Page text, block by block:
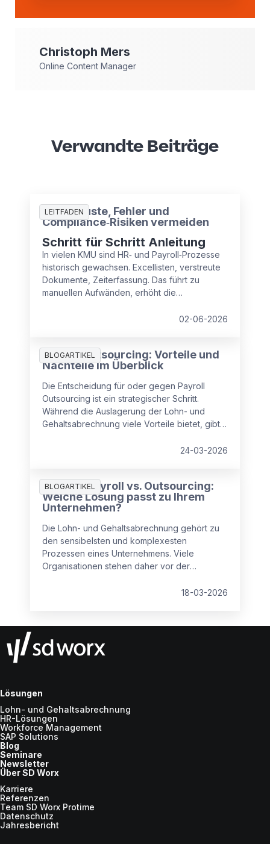
Christoph Mers
Online Content Manager
Verwandte Beiträge
LEITFADEN
Zeitverluste, Fehler und
Compliance‑Risiken vermeiden
Schritt für Schritt Anleitung
In vielen KMU sind HR‑ und Payroll‑Prozesse
historisch gewachsen. Excellisten, verstreute
Dokumente, Zeiterfassung. Das führt zu
manuellen Aufwänden, erhöht die
Lesen Sie, wie Sie in drei Schritten strukturiert
02-06-2026
BLOGARTIKEL
Payroll Outsourcing: Vorteile und
Nachteile im Überblick
Die Entscheidung für oder gegen Payroll
Outsourcing ist ein strategischer Schritt.
Während die Auslagerung der Lohn- und
Gehaltsabrechnung viele Vorteile bietet, gibt
24-03-2026
BLOGARTIKEL
Inhouse Payroll vs. Outsourcing:
Welche Lösung passt zu Ihrem
Unternehmen?
Die Lohn- und Gehaltsabrechnung gehört zu
den sensibelsten und komplexesten
Prozessen eines Unternehmens. Viele
Organisationen stehen daher vor der
an einen externen Dienstleister auslagern?
18-03-2026
Lösungen
Lohn- und Gehaltsabrechnung
HR-Lösungen
Workforce Management
SAP Solutions
Blog
Seminare
Newsletter
Über SD Worx
Karriere
Referenzen
Team SD Worx Protime
Datenschutz
Jahresbericht